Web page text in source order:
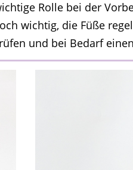
Rolle bei der
wichtig, die Füße
und bei Bedarf